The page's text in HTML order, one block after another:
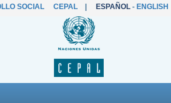
SOCIAL CEPAL| ESPAÑOL- ENGLISH